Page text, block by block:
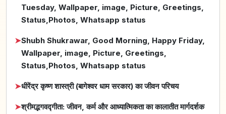
Tuesday, Wallpaper, image, Picture, Greetings,
Status,Photos, Whatsapp status
➤Shubh Shukrawar, Good Morning, Happy Friday,
Wallpaper, image, Picture, Greetings,
Status,Photos, Whatsapp status
➤धीरेंद्र कृष्ण शास्त्री (बागेश्वर धाम सरकार) का जीवन परिचय
➤श्रीमद्भगवद्गीता: जीवन, कर्म और आध्यात्मिकता का कालातीत मार्गदर्शक